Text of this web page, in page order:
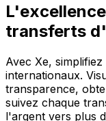
transferts
Avec Xe,
internationaux.
transparence,
suivez chaque
l'argent vers plus